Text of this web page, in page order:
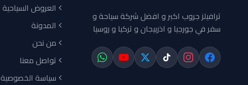
ترافيلز جروب اكبر و افضل شركة سياحة و
سفر في جورجيا و اذربيجان و تركيا و روسيا
العروض السياحية
المدونة
من نحن
تواصل معنا
سياسة الخصوصية